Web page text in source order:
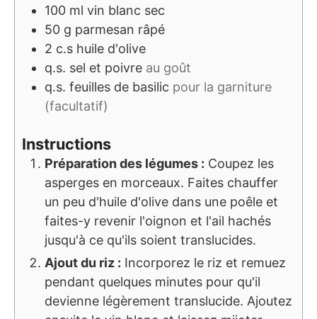
100 ml vin blanc sec
50 g parmesan râpé
2 c.s huile d'olive
q.s. sel et poivre au goût
q.s. feuilles de basilic pour la garniture
(facultatif)
Instructions
Préparation des légumes : Coupez les
asperges en morceaux. Faites chauffer
un peu d'huile d'olive dans une poêle et
faites-y revenir l'oignon et l'ail hachés
jusqu'à ce qu'ils soient translucides.
Ajout du riz : Incorporez le riz et remuez
pendant quelques minutes pour qu'il
devienne légèrement translucide. Ajoutez